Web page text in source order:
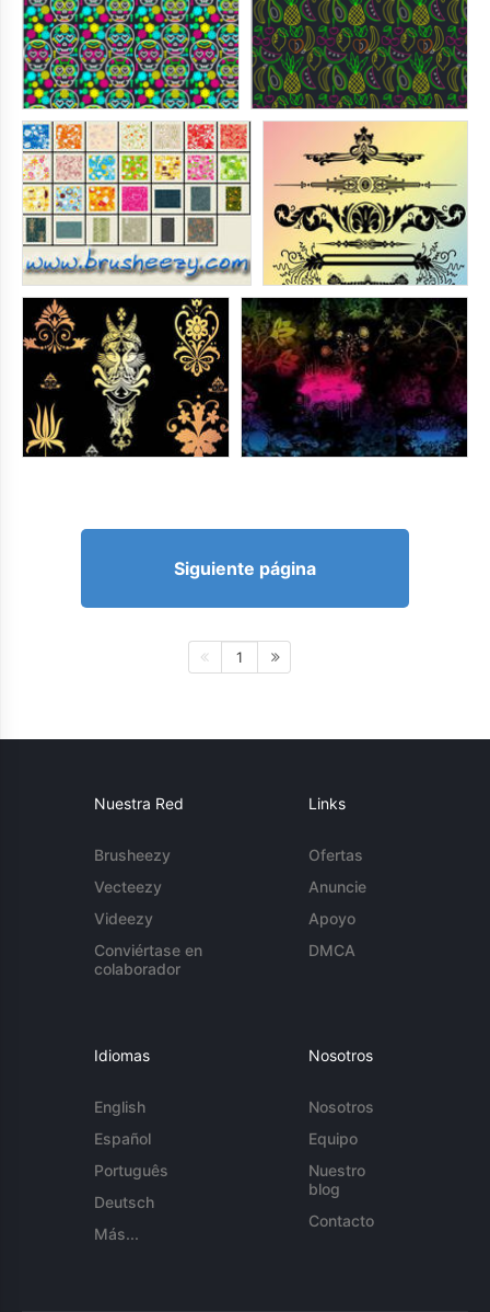
Siguiente página
1
Nuestra Red
Brusheezy
Vecteezy
Videezy
Conviértase en
colaborador
Links
Ofertas
Anuncie
Apoyo
DMCA
Idiomas
English
Español
Português
Deutsch
Más...
Nosotros
Nosotros
Equipo
Nuestro
blog
Contacto